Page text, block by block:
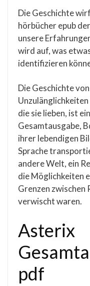
Die Geschichte
hörbücher epub
unsere
wird auf, was
identifizieren
Die Geschichte
Unzulänglichkeiten
die sie lieben, ist
Gesamtausgabe,
ihrer lebendigen
Sprache
andere Welt, ein
die Möglichkeiten
Grenzen zwischen
verwischt waren.
Asterix
pdf